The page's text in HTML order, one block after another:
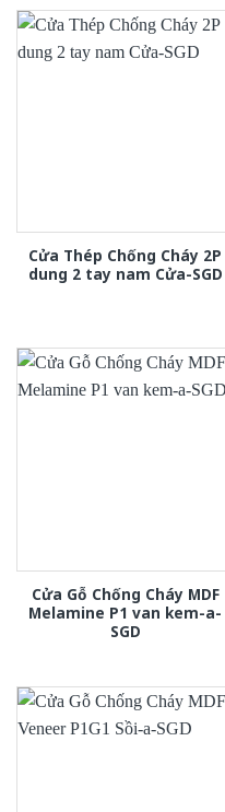
Cửa Thép Chống Cháy 2P
dung 2 tay nam Cửa-SGD
Cửa Gỗ Chống Cháy MDF
Melamine P1 van kem-a-
SGD